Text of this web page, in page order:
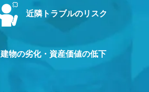
近隣トラブルのリスク
建物の劣化・資産価値の低下